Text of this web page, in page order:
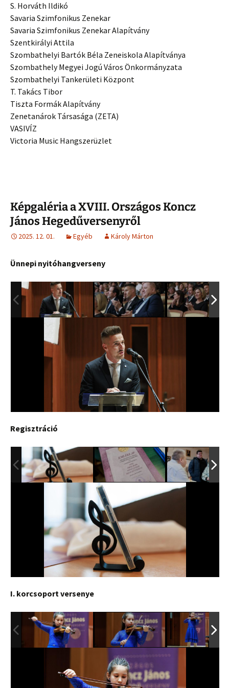
S. Horváth Ildikó
Savaria Szimfonikus Zenekar
Savaria Szimfonikus Zenekar Alapítvány
Szentkirályi Attila
Szombathelyi Bartók Béla Zeneiskola Alapítványa
Szombathely Megyei Jogú Város Önkormányzata
Szombathelyi Tankerületi Központ
T. Takács Tibor
Tiszta Formák Alapítvány
Zenetanárok Társasága (ZETA)
VASIVÍZ
Victoria Music Hangszerüzlet
Képgaléria a XVIII. Országos Koncz
János Hegedűversenyről
2025. 12. 01. Egyéb Károly Márton
Ünnepi nyitóhangverseny
Regisztráció
I. korcsoport versenye